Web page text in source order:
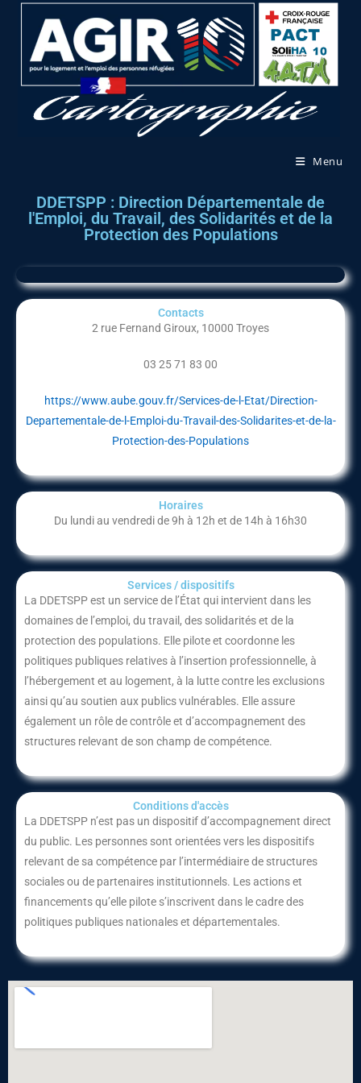
Menu
DDETSPP : Direction Départementale de
l'Emploi, du Travail, des Solidarités et de la
Protection des Populations
Contacts
2 rue Fernand Giroux, 10000 Troyes
03 25 71 83 00
https://www.aube.gouv.fr/Services-de-l-Etat/Direction-
Departementale-de-l-Emploi-du-Travail-des-Solidarites-et-de-la-
Protection-des-Populations
Horaires
Du lundi au vendredi de 9h à 12h et de 14h à 16h30
Services / dispositifs​
La DDETSPP est un service de l’État qui intervient dans les
domaines de l’emploi, du travail, des solidarités et de la
protection des populations. Elle pilote et coordonne les
politiques publiques relatives à l’insertion professionnelle, à
l’hébergement et au logement, à la lutte contre les exclusions
ainsi qu’au soutien aux publics vulnérables. Elle assure
également un rôle de contrôle et d’accompagnement des
structures relevant de son champ de compétence.
Conditions d'accès
La DDETSPP n’est pas un dispositif d’accompagnement direct
du public. Les personnes sont orientées vers les dispositifs
relevant de sa compétence par l’intermédiaire de structures
sociales ou de partenaires institutionnels. Les actions et
financements qu’elle pilote s’inscrivent dans le cadre des
politiques publiques nationales et départementales.